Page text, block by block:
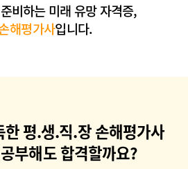
비하는 미래 유망 자격증,
해평가사입니다.
평.생.직.장 손해평가사
부해도 합격할까요?